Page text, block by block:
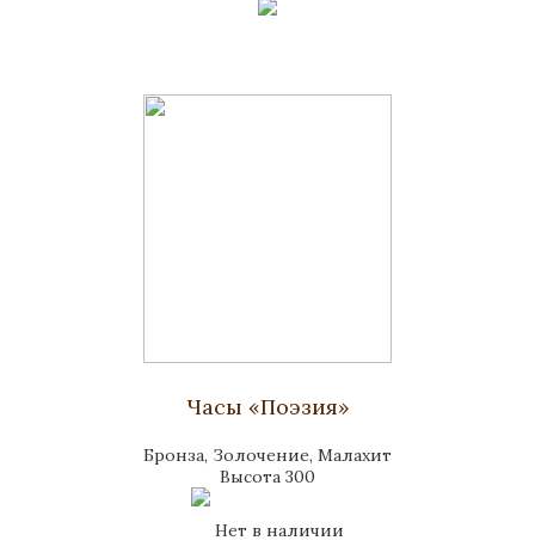
Часы «Поэзия»
Бронза, Золочение, Малахит
Высота 300
Нет в наличии